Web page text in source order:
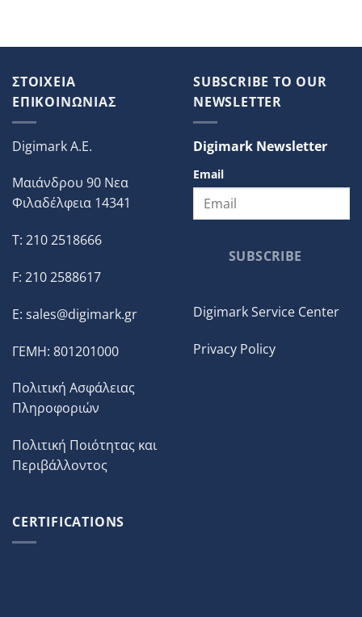
ΣΤΟΙΧΕΙΑ
ΕΠΙΚΟΙΝΩΝΙΑΣ
Digimark A.E.
Μαιάνδρου 90 Νεα
Φιλαδέλφεια 14341
T: 210 2518666
F: 210 2588617
E: sales@digimark.gr
ΓΕΜΗ: 801201000
Πολιτική Ασφάλειας
Πληροφοριών
Πολιτική Ποιότητας και
Περιβάλλοντος
SUBSCRIBE TO OUR
NEWSLETTER
Digimark Newsletter
Email
SUBSCRIBE
Digimark Service Center
Privacy Policy
CERTIFICATIONS